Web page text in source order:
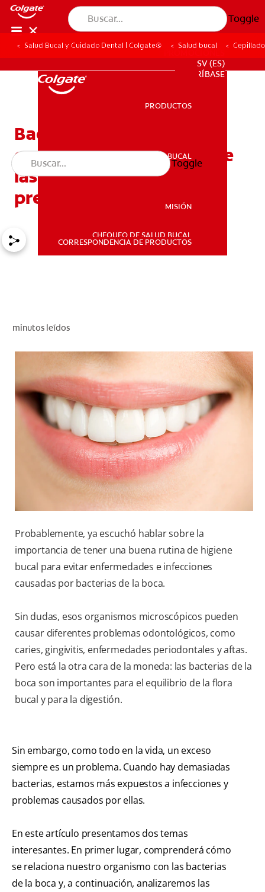
Toggle
SALUD BUCAL
SV (ES)
SUSCRÍBASE
SV (ES)
SUSCRÍBASE
PRODUCTOS
SALUD BUCAL
MISIÓN
CHEQUEO DE SALUD BUCAL
CORRESPONDENCIA DE PRODUCTOS
Toggle
Salud Bucal y Cuidado Dental | Colgate® Salud bucal
Bacterias en la boca:
conozca 5 infecciones que
las causan y cómo
prevenirlas
minutos leídos
Probablemente, ya escuchó hablar sobre la
importancia de tener una buena rutina de higiene
bucal para evitar enfermedades e infecciones
causadas por bacterias de la boca.
Sin dudas, esos organismos microscópicos pueden
causar diferentes problemas odontológicos, como
caries, gingivitis, enfermedades periodontales y aftas.
Pero está la otra cara de la moneda: las bacterias de la
boca son importantes para el equilibrio de la flora
bucal y para la digestión.
Sin embargo, como todo en la vida, un exceso
siempre es un problema. Cuando hay demasiadas
bacterias, estamos más expuestos a infecciones y
problemas causados por ellas.
En este artículo presentamos dos temas
interesantes. En primer lugar, comprenderá cómo
se relaciona nuestro organismo con las bacterias
de la boca y, a continuación, analizaremos las